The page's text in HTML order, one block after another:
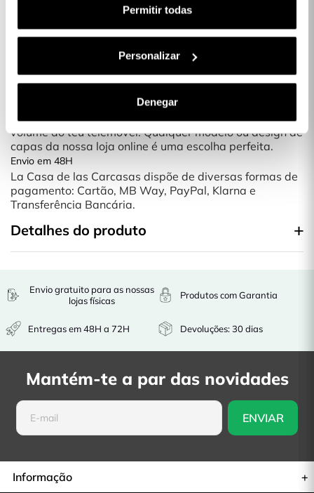
Permitir todas
Personalizar
Denegar
Gostas de mudar o look do teu telemóvel? Com as
um design único e divertido.
É uma capa fina, que não acrescenta muito peso ou
volume ao teu telemóvel. Qualquer modelo ou design de
capas da nossa loja online é uma escolha perfeita.
Envio em 48H
La Casa de las Carcasas dispõe de diversas formas de
pagamento: Cartão, MB Way, PayPal, Klarna e
Transferência Bancária.
Detalhes do produto
Envio gratuito para as nossas
lojas físicas
Entregas em 48H a 72H
Produtos com Garantia
Devoluções: 30 dias
Mantém-te a par das novidades
Informação